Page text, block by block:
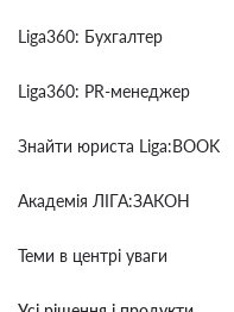
Liga360: Бухгалтер
Liga360: PR-менеджер
Знайти юриста Liga:BOOK
Академія ЛІГА:ЗАКОН
Теми в центрі уваги